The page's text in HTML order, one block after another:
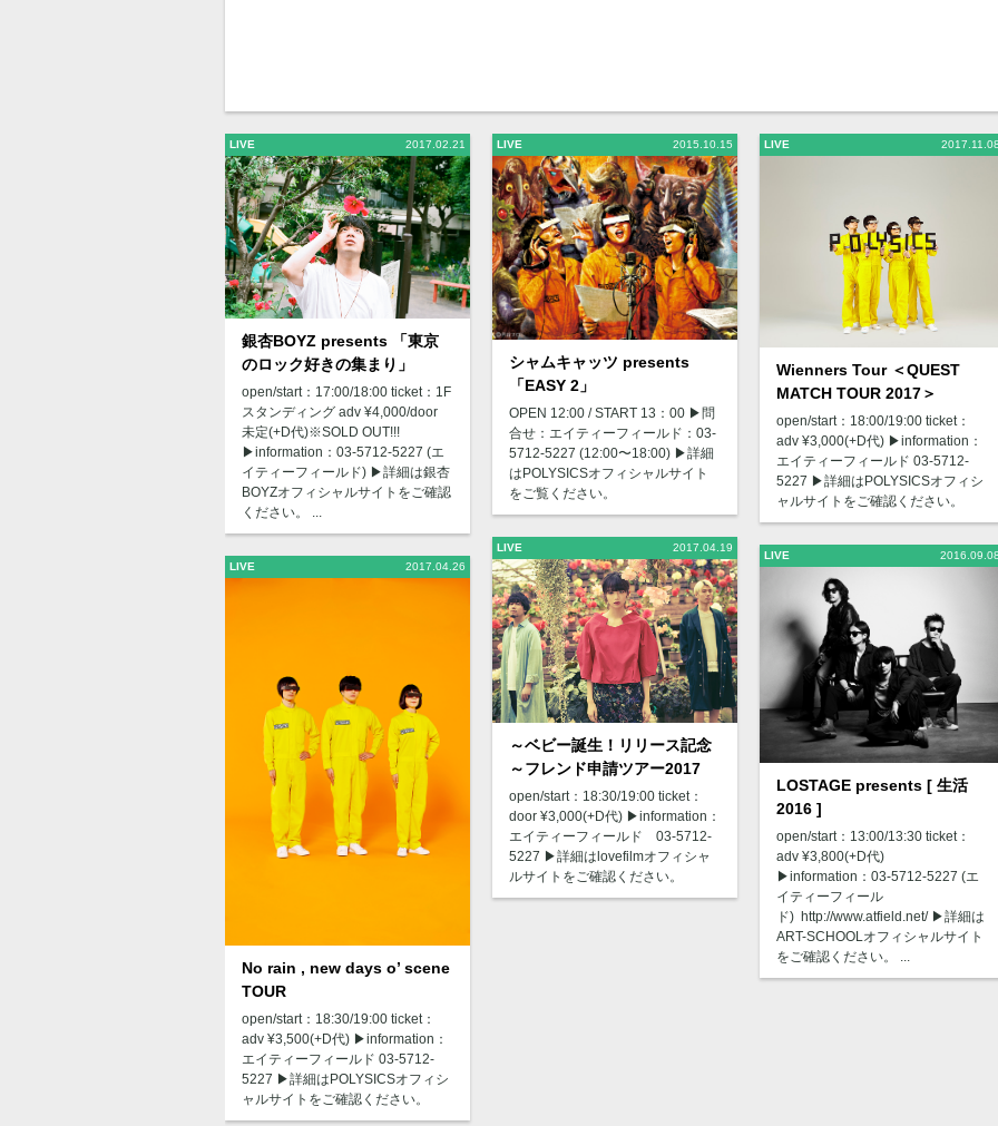
LIVE 2017.02.21
銀杏BOYZ presents 「東京
のロック好きの集まり」
open/start：17:00/18:00 ticket：1F
スタンディング adv ¥4,000/door
未定(+D代)※SOLD OUT!!!
▶︎information：03-5712-5227 (エ
イティーフィールド) ▶︎詳細は銀杏
BOYZオフィシャルサイトをご確認
ください。 ...
LIVE 2017.04.26
No rain , new days o’ scene
TOUR
open/start：18:30/19:00 ticket：
adv ¥3,500(+D代) ▶︎information：
エイティーフィールド 03-5712-
5227 ▶︎詳細はPOLYSICSオフィシ
ャルサイトをご確認ください。
LIVE 2015.10.15
シャムキャッツ presents
「EASY 2」
OPEN 12:00 / START 13：00 ▶︎問
合せ：エイティーフィールド：03-
5712-5227 (12:00〜18:00) ▶︎詳細
はPOLYSICSオフィシャルサイト
をご覧ください。
LIVE 2017.04.19
～ベビー誕生！リリース記念
～フレンド申請ツアー2017
open/start：18:30/19:00 ticket：
door ¥3,000(+D代) ▶︎information：
エイティーフィールド 03-5712-
5227 ▶︎詳細はlovefilmオフィシャ
ルサイトをご確認ください。
LIVE
Wienners Tour ＜QUEST
MATCH TOUR 2017＞
open/start：18:00/19:00 ticket：
adv ¥3,000(+D代) ▶︎information：
エイティーフィールド 03-5712-
5227 ▶︎詳細はPOLYSICSオフィシ
ャルサイトをご確認ください。
LIVE
LOSTAGE presents [ 生活
2016 ]
open/start：13:00/13:30 ticket：
adv ¥3,800(+D代)
▶︎information：03-5712-5227 (エ
イティーフィール
ド) http://www.atfield.net/ ▶︎詳細は
ART-SCHOOLオフィシャルサイト
をご確認ください。 ...